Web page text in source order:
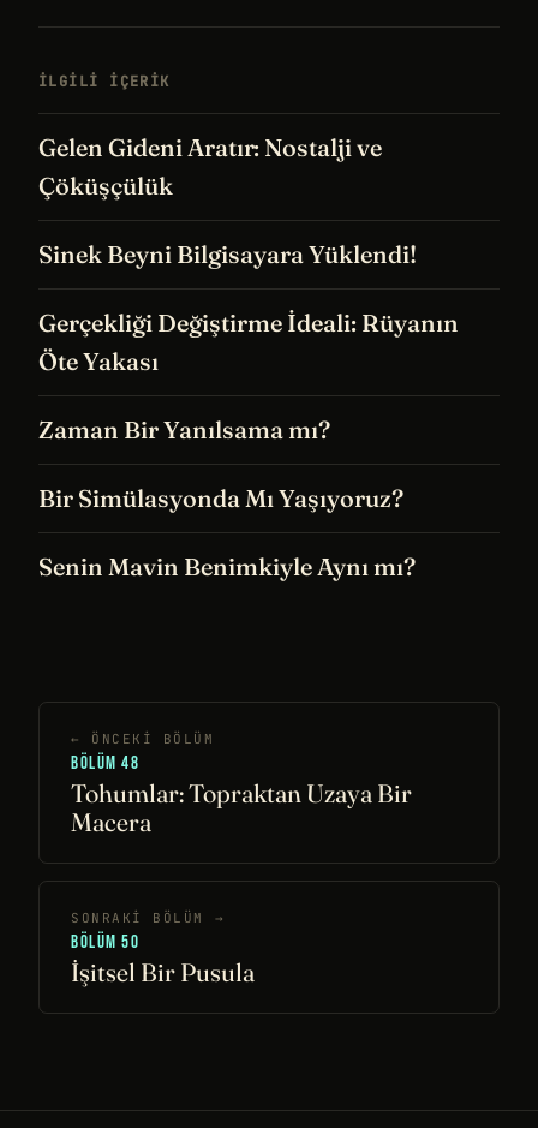
İLGILI IÇERIK
Gelen Gideni Aratır: Nostalji ve
Çöküşçülük
Sinek Beyni Bilgisayara Yüklendi!
Gerçekliği Değiştirme İdeali: Rüyanın
Öte Yakası
Zaman Bir Yanılsama mı?
Bir Simülasyonda Mı Yaşıyoruz?
Senin Mavin Benimkiyle Aynı mı?
← ÖNCEKI BÖLÜM
BÖLÜM 48
Tohumlar: Topraktan Uzaya Bir
Macera
SONRAKI BÖLÜM →
BÖLÜM 50
İşitsel Bir Pusula